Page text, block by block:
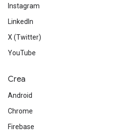
Instagram
LinkedIn
X (Twitter)
YouTube
Crea
Android
Chrome
Firebase